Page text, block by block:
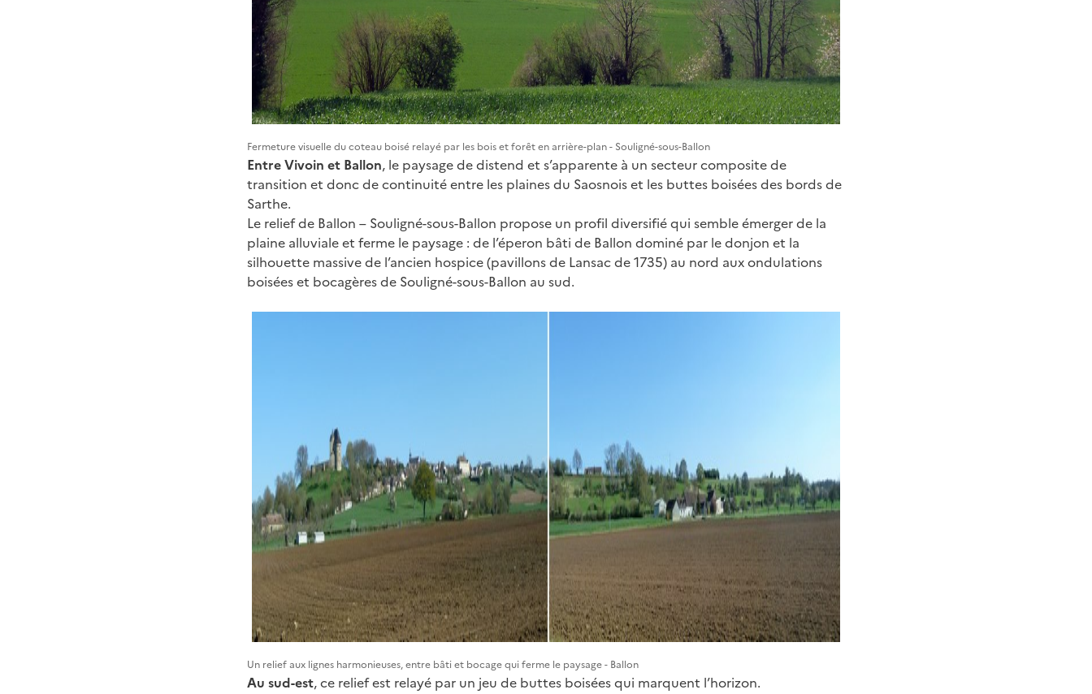
Fermeture visuelle du coteau boisé relayé par les bois et forêt en arrière-plan - Souligné-sous-Ballon
Entre Vivoin et Ballon, le paysage de distend et s’apparente à un secteur composite de
transition et donc de continuité entre les plaines du Saosnois et les buttes boisées des bords de
Sarthe.
Le relief de Ballon – Souligné-sous-Ballon propose un profil diversifié qui semble émerger de la
plaine alluviale et ferme le paysage : de l’éperon bâti de Ballon dominé par le donjon et la
silhouette massive de l’ancien hospice (pavillons de Lansac de 1735) au nord aux ondulations
boisées et bocagères de Souligné-sous-Ballon au sud.
Un relief aux lignes harmonieuses, entre bâti et bocage qui ferme le paysage - Ballon
Au sud-est, ce relief est relayé par un jeu de buttes boisées qui marquent l’horizon.